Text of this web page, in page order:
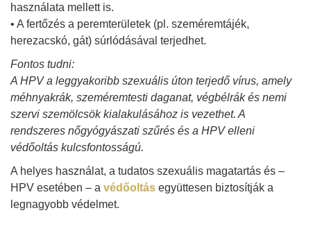
használata mellett is.
• A fertőzés a peremterületek (pl. szeméremtájék,
herezacskó, gát) súrlódásával terjedhet.
Fontos tudni:
A HPV a leggyakoribb szexuális úton terjedő vírus, amely
méhnyakrák, szeméremtesti daganat, végbélrák és nemi
szervi szemölcsök kialakulásához is vezethet. A
rendszeres nőgyógyászati szűrés és a HPV elleni
védőoltás kulcsfontosságú.
A helyes használat, a tudatos szexuális magatartás és –
HPV esetében – a védőoltás együttesen biztosítják a
legnagyobb védelmet.